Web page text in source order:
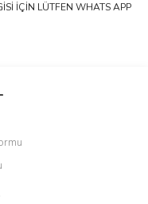
İÇİN LÜTFEN WHATS APP
yapın!